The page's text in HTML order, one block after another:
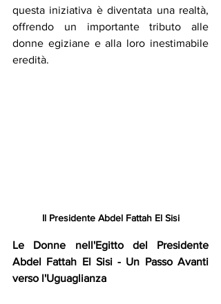
questa iniziativa è diventata una realtà,
offrendo un importante tributo alle
donne egiziane e alla loro inestimabile
eredità.
Il Presidente Abdel Fattah El Sisi
Le Donne nell'Egitto del Presidente
Abdel Fattah El Sisi - Un Passo Avanti
verso l'Uguaglianza